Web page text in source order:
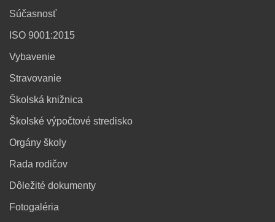
Súčasnosť
ISO 9001:2015
Vybavenie
Stravovanie
Školská knižnica
Školské výpočtové stredisko
Orgány školy
Rada rodičov
Dôležité dokumenty
Fotogaléria